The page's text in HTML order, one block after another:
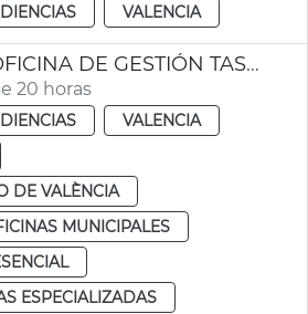
VALENCIA
Infociudad - OFICINA DE GESTIÓN TASA DE RESIDUOS
20 horas
VALENCIA
DE VALÈNCIA
MUNICIPALES
ESPECIALIZADAS